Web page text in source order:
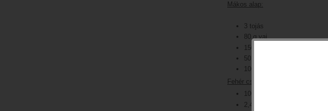
Mákos alap:
3 tojás
80 g vaj
150 g mák
50 g liszt
100 g cukor
Fehér csokoládés krém:
100 g fehér csokoládé + 0,6
2,4 dl habtejszín